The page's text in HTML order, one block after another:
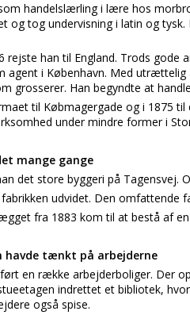
handelslærling i lære hos
og tog undervisning i latin og
rejste han til England. Trods
agent i København. Med
grosserer. Han begyndte at
til Købmagergade og i 1875
under mindre former i
mange gange
det store byggeri på Tagensvej.
fabrikken udvidet. Den
fra 1883 kom til at bestå af
havde tænkt på arbejderne
en række arbejderboliger. Der
indrettet et bibliotek,
også spise.